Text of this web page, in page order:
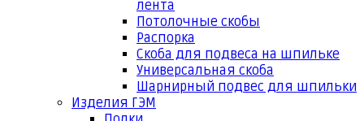
лента
Потолочные скобы
Распорка
Скоба для подвеса на шпильке
Универсальная скоба
Шарнирный подвес для шпильки
Изделия ГЭМ